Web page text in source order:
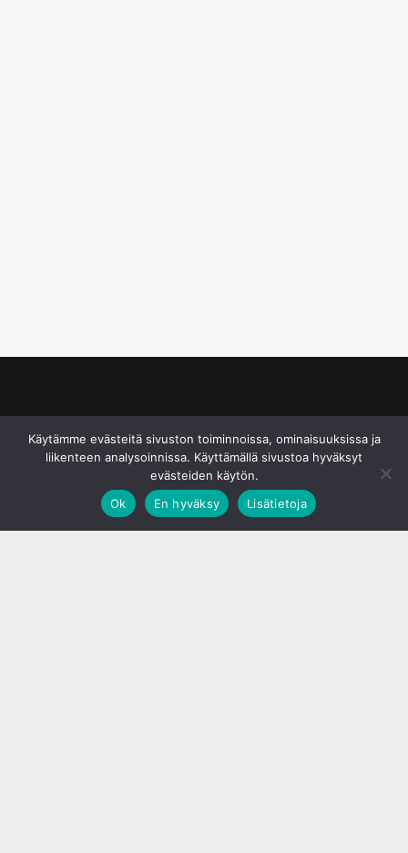
Käytämme evästeitä sivuston toiminnoissa, ominaisuuksissa ja
liikenteen analysoinnissa. Käyttämällä sivustoa hyväksyt
evästeiden käytön.
Ok
En hyväksy Lisätietoja